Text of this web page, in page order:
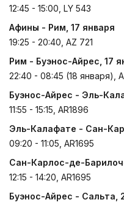
12:45 - 15:00, LY 543
Афины - Рим, 17 января
19:25 - 20:40, AZ 721
Рим - Буэнос-Айрес, 17
22:40 - 08:45 (18 января),
Буэнос-Айрес - Эль-
11:55 - 15:15, AR1896
Эль-Калафате - Сан-
09:20 - 11:05, AR1695
Сан-Карлос-де-
12:15 - 14:20, AR1695
Буэнос-Айрес - Сальта,